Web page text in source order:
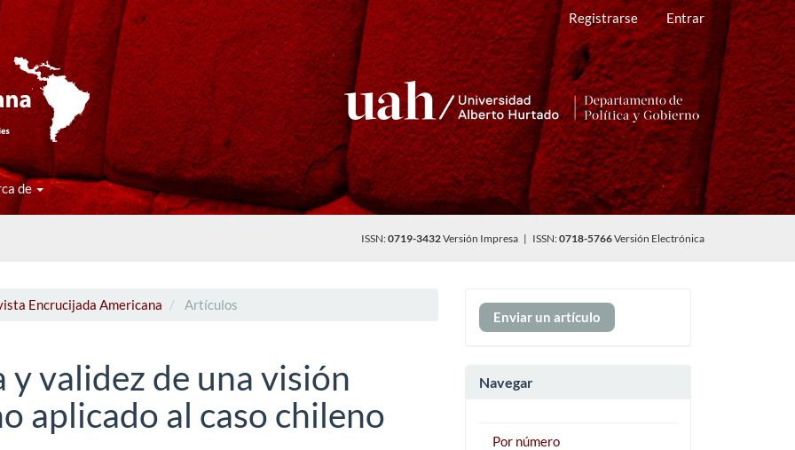
Registrarse Entrar
de
ISSN:0719-3432Versión Impresa | ISSN:0718-5766Versión Electrónica
Encrucijada Americana Artículos
y validez de una visión
aplicado al caso chileno
Enviar
un
Enviar un artículo
Navegar
Por número